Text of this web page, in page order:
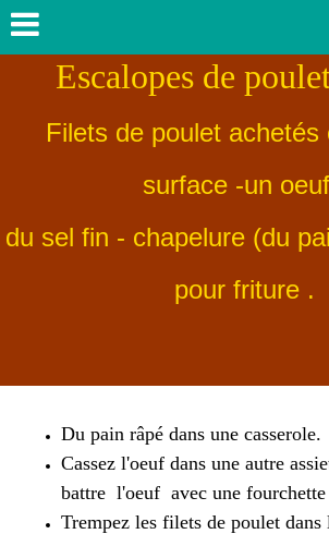
Escalopes de
Filets de poulet achetés
surface -un
du sel fin - chapelure (du
pour friture .
Du pain râpé dans une casserole.
Cassez l'oeuf dans une autre
battre l'oeuf avec une fourchette
Trempez les filets de poulet